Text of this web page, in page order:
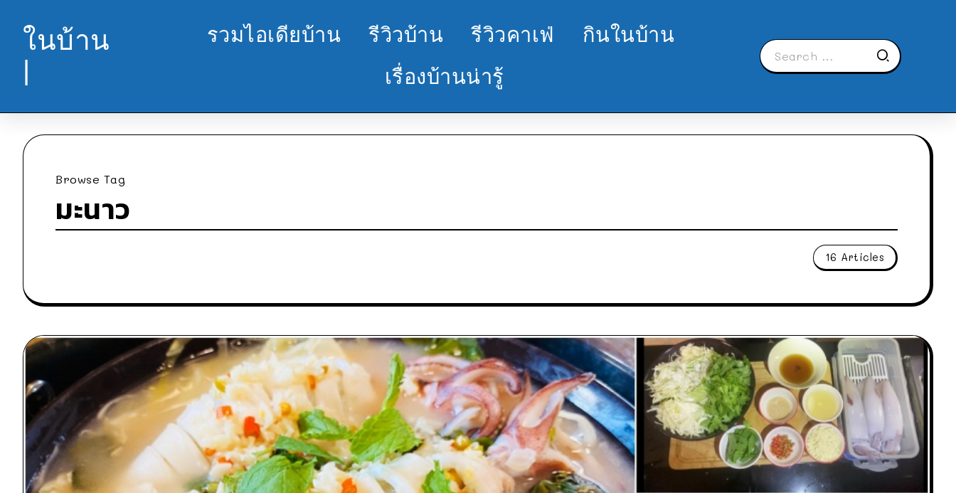
ในบ้าน
|
รวมไอเดียบ้าน รีวิวบ้าน รีวิวคาเฟ่
กินในบ้าน
เรื่องบ้านน่ารู้
Browse Tag
มะนาว
16 Articles